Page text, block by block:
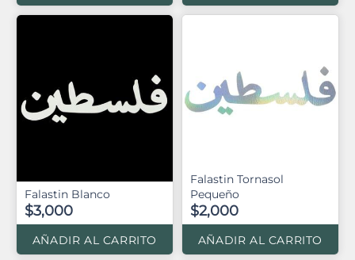
Falastin Blanco
$3,000
AÑADIR AL CARRITO
Falastin Tornasol
Pequeño
$2,000
AÑADIR AL CARRITO